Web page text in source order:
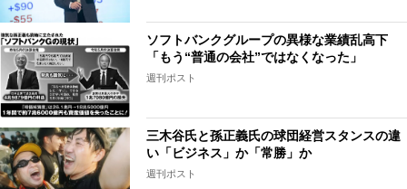
ソフトバンクグループの異様な業績乱高下
「もう“普通の会社”ではなくなった」
週刊ポスト
三木谷氏と孫正義氏の球団経営スタンスの違
い「ビジネス」か「常勝」か
週刊ポスト